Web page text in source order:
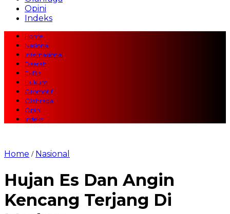
Opini
Indeks
Home
Nasional
Internasional
Daerah
EkBis
Hukum
Otomotif
Olahraga
Opini
Indeks
Home / Nasional
Hujan Es Dan Angin
Kencang Terjang Di